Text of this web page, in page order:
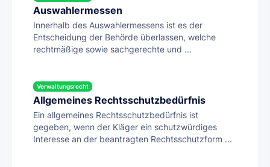
Auswahlermessen
Innerhalb des Auswahlermessens ist es der
Entscheidung der Behörde überlassen, welche
rechtmäßige sowie sachgerechte und ...
Verwaltungsrecht
Allgemeines Rechtsschutzbedürfnis
Ein allgemeines Rechtsschutzbedürfnis ist
gegeben, wenn der Kläger ein schutzwürdiges
Interesse an der beantragten Rechtsschutzform ...